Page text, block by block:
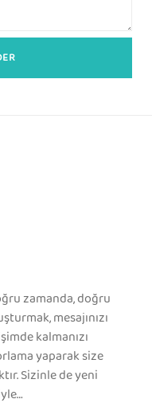
zamanda, doğru
mesajınızı
kalmanızı
yaparak size
Sizinle de yeni